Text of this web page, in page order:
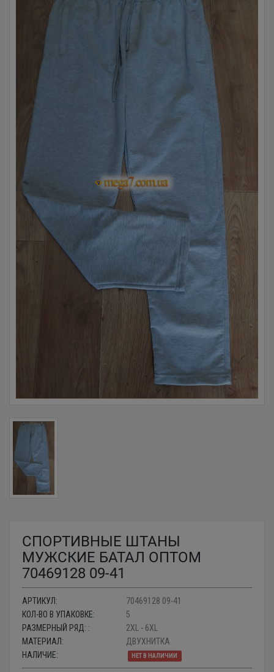
СПОРТИВНЫЕ ШТАНЫ
МУЖСКИЕ БАТАЛ ОПТОМ
70469128 09-41
АРТИКУЛ:
70469128 09-41
КОЛ-ВО В УПАКОВКЕ:
5
РАЗМЕРНЫЙ РЯД: :
2XL - 6XL
МАТЕРИАЛ:
ДВУХНИТКА
НАЛИЧИЕ:
НЕТ В НАЛИЧИИ